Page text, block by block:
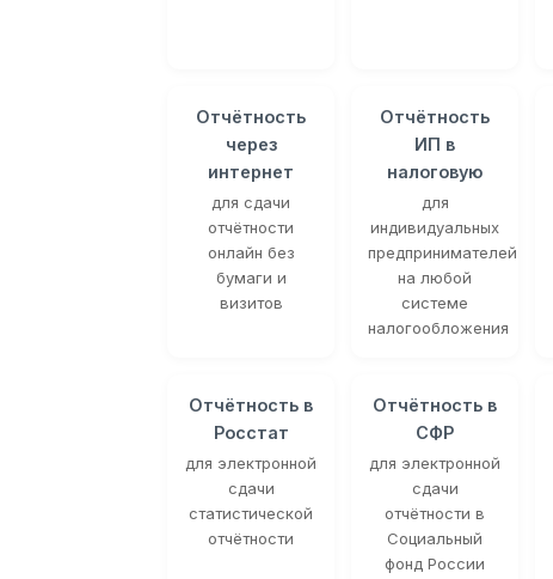
Отчётность
через
интернет
для сдачи
отчётности
онлайн без
бумаги и
визитов
Отчётность
ИП в
налоговую
для
индивидуальных
предпринимателей
на любой
системе
налогообложения
Отчётность в
Росстат
для электронной
сдачи
статистической
отчётности
Отчётность в
СФР
для электронной
сдачи
отчётности в
Социальный
фонд России